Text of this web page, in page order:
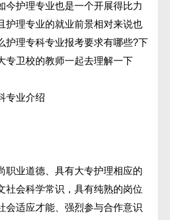
今护理专业也是一个开展得比力
护理专业的就业前景相对来说也
护理专科专业报考要求有哪些?下
专卫校的教师一起去理解一下
专业介绍
职业道德、具有大专护理相应的
社会科学常识，具有纯熟的岗位
会适应才能、强烈参与合作意识